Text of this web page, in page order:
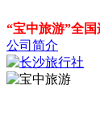
“宝中旅游”全
公司简介